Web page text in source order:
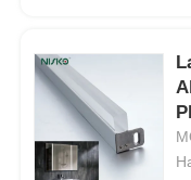
Produk
Tentang kita